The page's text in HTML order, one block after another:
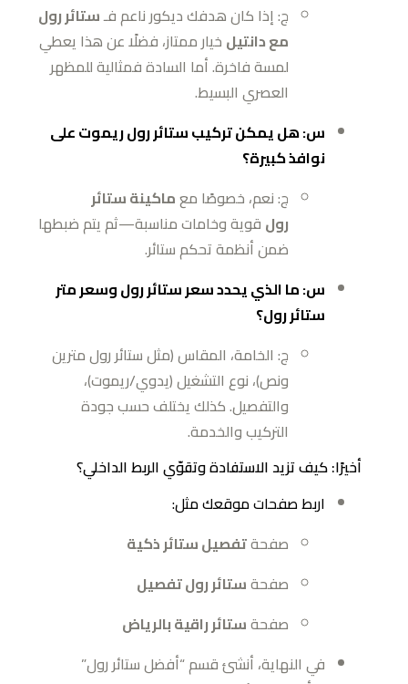
ج: إذا كان هدفك ديكور ناعم فـستائر رول
مع دانتيل خيار ممتاز، فضلًا عن هذا يعطي
لمسة فاخرة. أما السادة فمثالية للمظهر
العصري البسيط.
س: هل يمكن تركيب ستائر رول ريموت على
نوافذ كبيرة؟
ج: نعم، خصوصًا معماكينة ستائر
رول قوية وخامات مناسبة—ثم يتم ضبطها
ضمن أنظمة تحكم ستائر.
س: ما الذي يحدد سعر ستائر رول وسعر متر
ستائر رول؟
ج: الخامة، المقاس (مثل ستائر رول مترين
ونص)، نوع التشغيل (يدوي/ريموت)،
والتفصيل. كذلك يختلف حسب جودة
التركيب والخدمة.
أخيرًا: كيف تزيد الاستفادة وتقوّي الربط الداخلي؟
اربط صفحات موقعك مثل:
صفحةتفصيل ستائر ذكية
صفحةستائر رول تفصيل
صفحةستائر راقية بالرياض
في النهاية، أنشئ قسم “أفضل ستائر رول”